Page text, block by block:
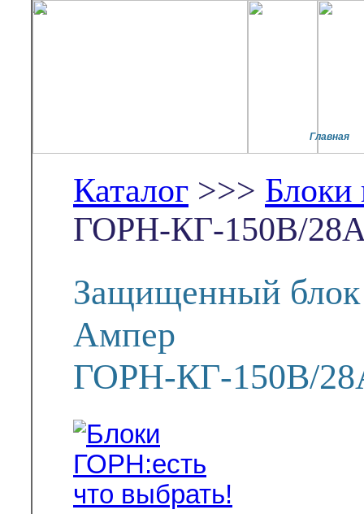
Главная
Каталог >>>
ГОРН-КГ-150В/
Защищенный блок
Ампер
ГОРН-КГ-150В/